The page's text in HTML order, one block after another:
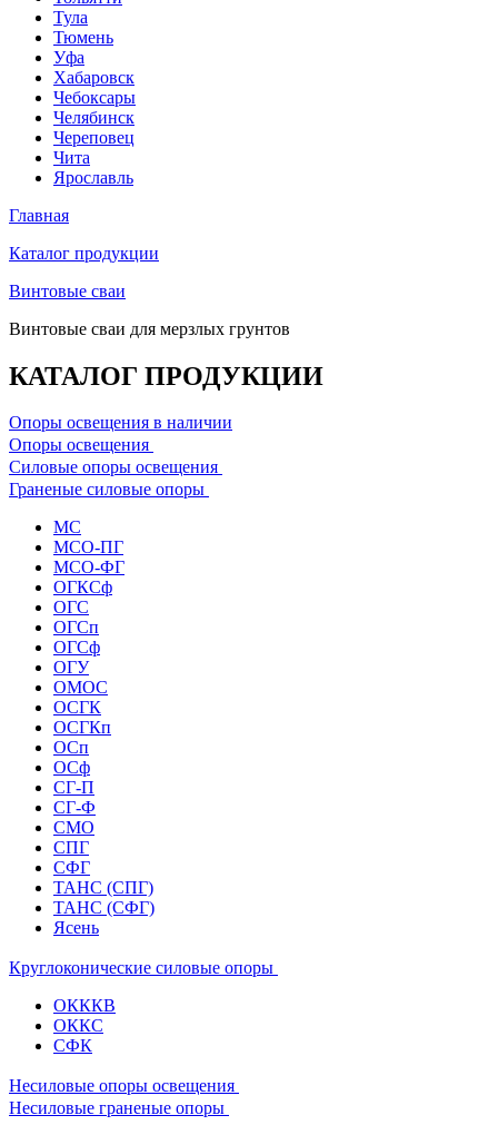
Тула
Тюмень
Уфа
Хабаровск
Чебоксары
Челябинск
Череповец
Чита
Ярославль
Главная
Каталог продукции
Винтовые сваи
Винтовые сваи для мерзлых грунтов
КАТАЛОГ ПРОДУКЦИИ
Опоры освещения в наличии
Oпоры oсвeщения
Силовые опоры освещения
Граненые силовые опоры
МС
МСО-ПГ
МСО-ФГ
ОГКСф
ОГС
ОГСп
ОГСф
ОГУ
ОМОС
ОСГК
ОСГКп
ОСп
ОСф
СГ-П
СГ-Ф
СМО
СПГ
СФГ
ТАНС (СПГ)
ТАНС (СФГ)
Ясень
Круглоконические силовые опоры
ОКККВ
ОККС
СФК
Несиловые опоры освещения
Несиловые граненые опоры